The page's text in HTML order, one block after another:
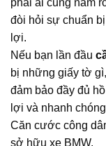
phải ai cũng nắm
đòi hỏi sự chuẩn
lợi.
Nếu bạn lần đầu
bị những giấy tờ
đảm bảo đầy đủ
lợi và nhanh chóng
Căn cước công
sở hữu xe BMW.